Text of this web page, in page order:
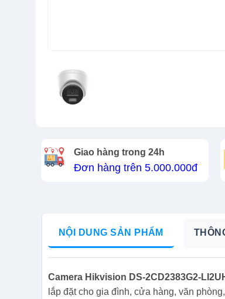
Giao hàng trong 24h
Đơn hàng trên 5.000.000đ
NỘI DUNG SẢN PHẨM
Camera Hikvision DS-2CD2383G2-
lắp đặt cho gia đình, cửa hàng, văn